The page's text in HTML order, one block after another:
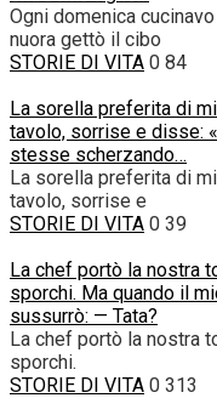
Ogni domenica
nuora gettò il cibo
STORIE DI VITA 0 84
La sorella preferita di
tavolo, sorrise e disse:
stesse scherzando…
La sorella preferita di
tavolo, sorrise e
STORIE DI VITA 0 39
La chef portò la nostra
sporchi. Ma quando il
sussurrò: — Tata?
La chef portò la nostra
sporchi.
STORIE DI VITA 0 313